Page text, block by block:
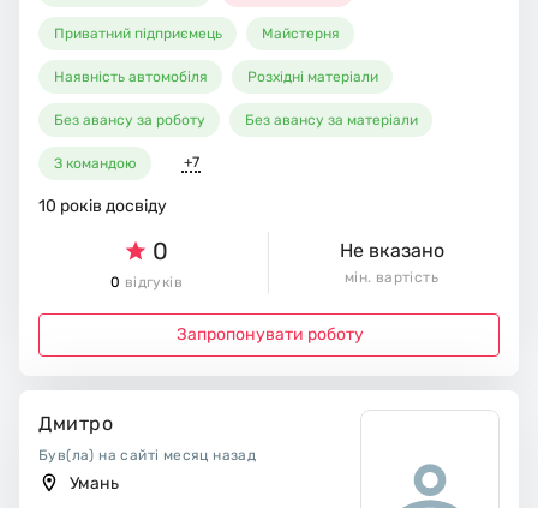
Приватний підприємець Майстерня
Наявність автомобіля Розхідні матеріали
Без авансу за роботу Без авансу за матеріали
З командою +7
10 років досвіду
0
0 відгуків
Не вказано
мін. вартість
Запропонувати роботу
Дмитро
Був(ла) на сайті месяц назад
Умань